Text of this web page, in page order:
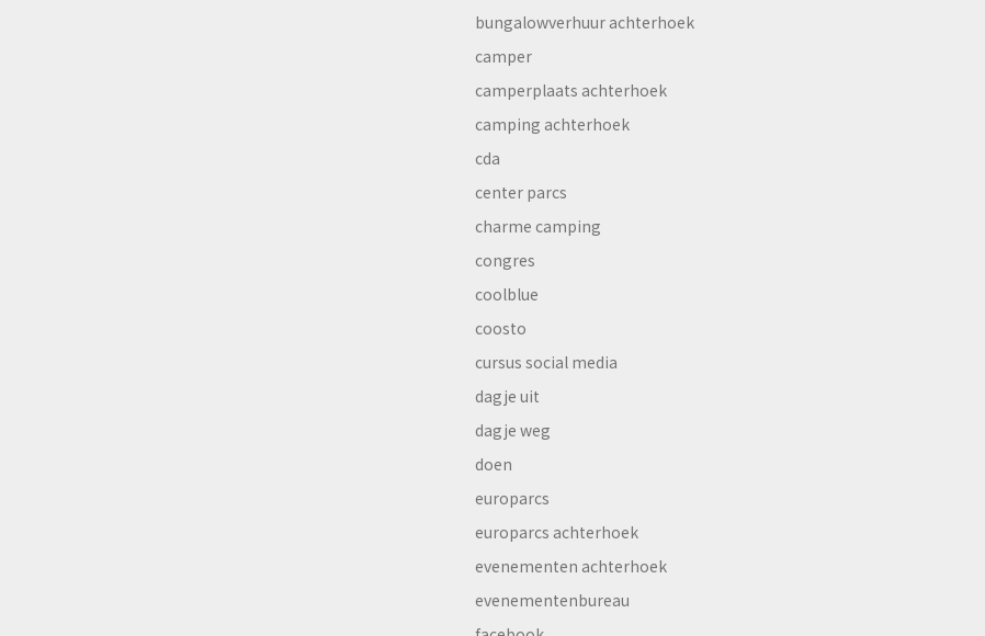
bungalowverhuur achterhoek
camper
camperplaats achterhoek
camping achterhoek
cda
center parcs
charme camping
congres
coolblue
coosto
cursus social media
dagje uit
dagje weg
doen
europarcs
europarcs achterhoek
evenementen achterhoek
evenementenbureau